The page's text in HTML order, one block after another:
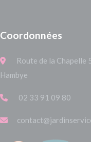
Coordonnées
Route de la Chapelle
Hambye
02 33 91 09 80